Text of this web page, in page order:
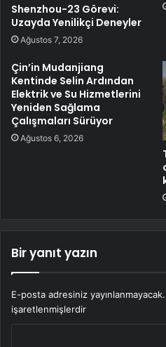
Shenzhou-23 Görevi:
Uzayda Yenilikçi Deneyler
Ağustos 7, 2026
Çin’in Mudanjiang
Kentinde Selin Ardından
Elektrik ve Su Hizmetlerini
Yeniden Sağlama
Çalışmaları Sürüyor
Ağustos 6, 2026
Bir yanıt yazın
E-posta adresiniz yayınlanmayacak.
işaretlenmişlerdir